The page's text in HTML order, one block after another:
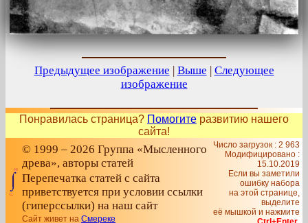
Предыдущее изображение | Выше | Следующее
изображение
Понравилась страница? Помогите развитию нашего
сайта!
© 1999 – 2026 Группа «Мысленного
древа», авторы статей
Перепечатка статей с сайта
приветствуется при условии ссылки
(гиперссылки) на наш сайт
Сайт живет на Смереке
Число загрузок : 2 963
Модифицировано :
15.10.2019
Если вы заметили
ошибку набора
на этой странице,
выделите
её мышкой и нажмите